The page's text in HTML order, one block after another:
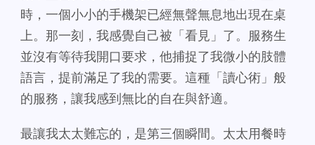
時，一個小小的手機架已經無聲無息地出現在桌
上。那一刻，我感覺自己被「看見」了。服務生
並沒有等待我開口要求，他捕捉了我微小的肢體
語言，提前滿足了我的需要。這種「讀心術」般
的服務，讓我感到無比的自在與舒適。
最讓我太太難忘的，是第三個瞬間。太太用餐時